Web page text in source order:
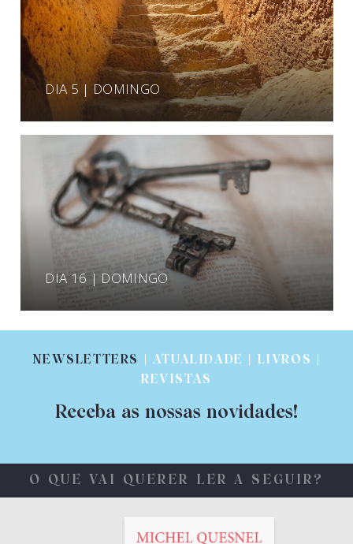
DIA 5 | DOMINGO
DIA 16 | DOMINGO
NEWSLETTERS
| ATUALIDADE | LIVROS |
REVISTAS
Receba as nossas novidades!
O QUE VAI QUERER LER A SEGUIR?